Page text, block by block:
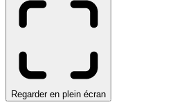
Regarder en plein écran